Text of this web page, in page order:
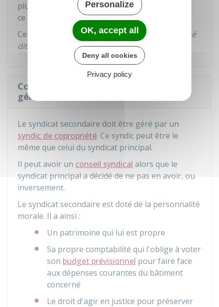
plus entre l'ensemble des copropriétaires. C'est
ce qu'on appelle laspécialisation des charges
Cette nouvelle répartition est votée à la
majorité
dite de l'article 25.
Comment le syndicat secondaire est-il
géré ?
Le syndicat secondaire doit être géré par un
syndic de copropriété. Ce syndic peut être le
même que celui du syndicat principal.
Il peut avoir un conseil syndical alors que le
syndicat principal a décidé de ne pas en avoir, ou
inversement.
Le syndicat secondaire est doté de la personnalité
morale. Il a ainsi :
Un patrimoine qui lui est propre
Sa propre comptabilité qui l'oblige à voter
son budget prévisionnel pour faire face
aux dépenses courantes du bâtiment
concerné
Le droit d'agir en justice pour préserver
Personalize
OK, accept all
Deny all cookies
Privacy policy